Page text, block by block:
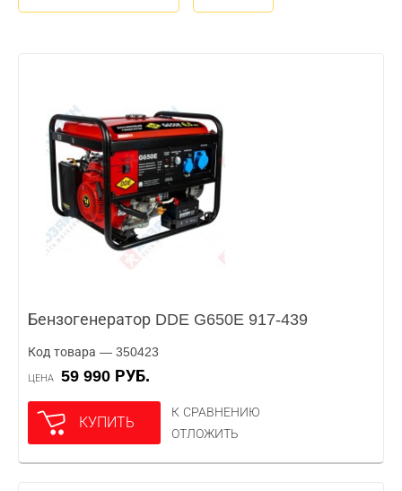
Бензогенератор DDE G650E 917-439
Код товара — 350423
ЦЕНА 59 990 РУБ.
КУПИТЬ
К СРАВНЕНИЮ
ОТЛОЖИТЬ